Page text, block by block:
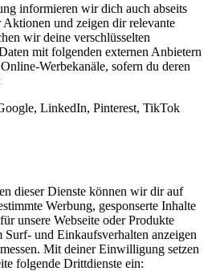
informieren wir dich auch abseits
Aktionen und zeigen dir relevante
wir deine verschlüsselten
mit folgenden externen Anbietern
Werbekanäle, sofern du deren
LinkedIn, Pinterest, TikTok
dieser Dienste können wir dir auf
Werbung, gesponserte Inhalte
unsere Webseite oder Produkte
Surf- und Einkaufsverhalten anzeigen
Mit deiner Einwilligung setzen
folgende Drittdienste ein: